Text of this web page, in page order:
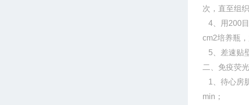
次，直至组
4、用200
cm2培养瓶
5、差速贴
二、免疫荧
1、待心房
min；